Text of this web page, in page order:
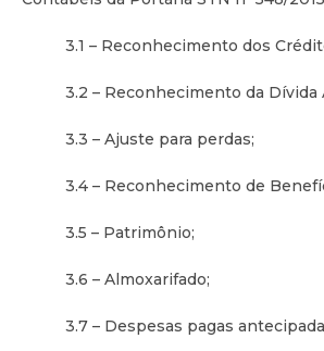
3.1 – Reconhecimento dos
3.2 – Reconhecimento da Dívida
3.3 – Ajuste para perdas;
3.4 – Reconhecimento de
3.5 – Patrimônio;
3.6 – Almoxarifado;
3.7 – Despesas pagas